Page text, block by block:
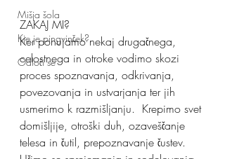
Mišja šola
Kje je pingvinček?
Odloči se
ZAKAJ MI?
Ker ponujamo nekaj drugačnega,
celostnega in otroke vodimo skozi
proces spoznavanja, odkrivanja,
povezovanja in ustvarjanja ter jih
usmerimo k razmišljanju.  Krepimo svet
domišljije, otroški duh, ozaveščanje
telesa in čutil, prepoznavanje čustev.